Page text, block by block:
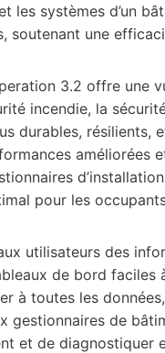
les systèmes d’un
soutenant une
3.2 offre une
incendie, la
durables, résilients,
améliorées
pour les
utilisateurs des
de bord
à toutes les
gestionnaires de
et de diagnostiquer